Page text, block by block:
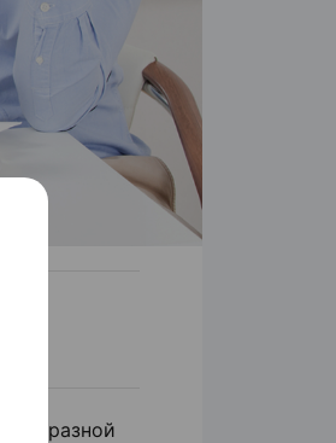
с разной